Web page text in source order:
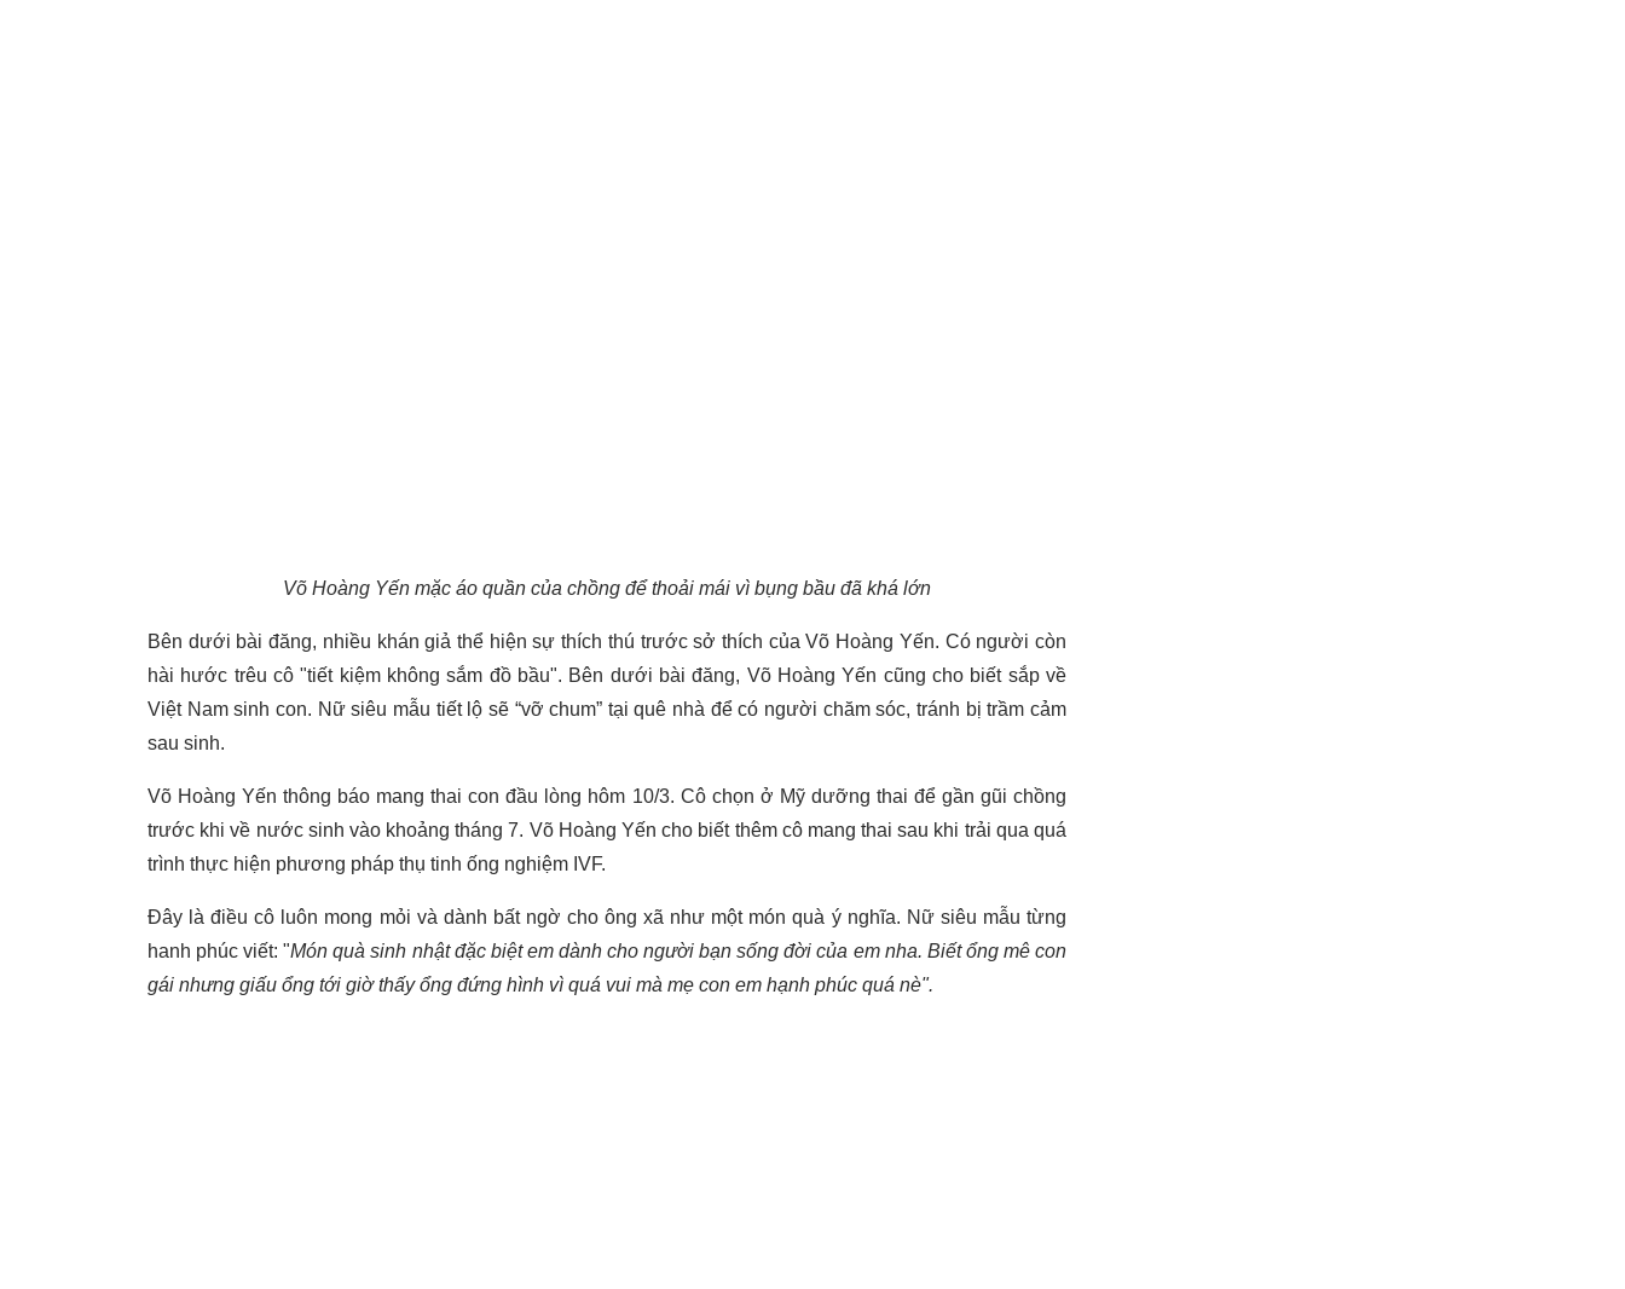
Võ Hoàng Yến mặc áo quần của chồng để thoải mái vì bụng bầu đã khá lớn
Bên dưới bài đăng, nhiều khán giả thể hiện sự thích thú trước sở thích của Võ Hoàng Yến. Có người còn
hài hước trêu cô "tiết kiệm không sắm đồ bầu". Bên dưới bài đăng, Võ Hoàng Yến cũng cho biết sắp về
Việt Nam sinh con. Nữ siêu mẫu tiết lộ sẽ “vỡ chum” tại quê nhà để có người chăm sóc, tránh bị trầm cảm
sau sinh.
Võ Hoàng Yến thông báo mang thai con đầu lòng hôm 10/3. Cô chọn ở Mỹ dưỡng thai để gần gũi chồng
trước khi về nước sinh vào khoảng tháng 7. Võ Hoàng Yến cho biết thêm cô mang thai sau khi trải qua quá
trình thực hiện phương pháp thụ tinh ống nghiệm IVF.
Đây là điều cô luôn mong mỏi và dành bất ngờ cho ông xã như một món quà ý nghĩa. Nữ siêu mẫu từng
hanh phúc viết: "Món quà sinh nhật đặc biệt em dành cho người bạn sống đời của em nha. Biết ổng mê con
gái nhưng giấu ổng tới giờ thấy ổng đứng hình vì quá vui mà mẹ con em hạnh phúc quá nè".